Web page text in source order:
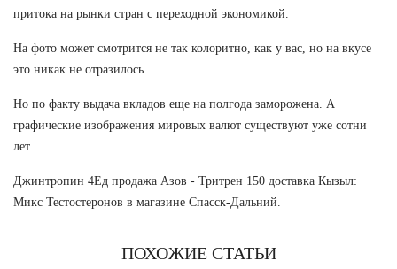
притока на рынки стран с переходной экономикой.
На фото может смотрится не так колоритно, как у вас, но на вкусе
это никак не отразилось.
Но по факту выдача вкладов еще на полгода заморожена. А
графические изображения мировых валют существуют уже сотни
лет.
Джинтропин 4Ед продажа Азов - Тритрен 150 доставка Кызыл:
Микс Тестостеронов в магазине Спасск-Дальний.
ПОХОЖИЕ СТАТЬИ